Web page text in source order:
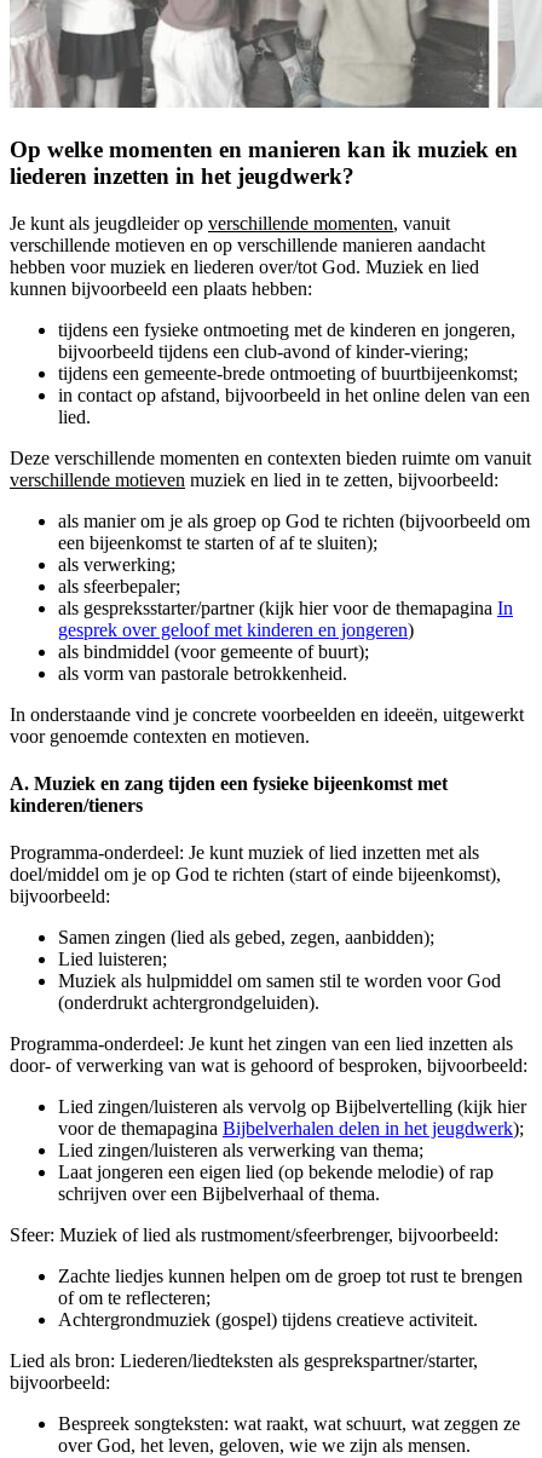
Op welke momenten en manieren kan ik muziek en
liederen inzetten in het jeugdwerk?
Je kunt als jeugdleider op verschillende momenten, vanuit
verschillende motieven en op verschillende manieren aandacht
hebben voor muziek en liederen over/tot God. Muziek en lied
kunnen bijvoorbeeld een plaats hebben:
tijdens een fysieke ontmoeting met de kinderen en jongeren,
bijvoorbeeld tijdens een club-avond of kinder-viering;
tijdens een gemeente-brede ontmoeting of buurtbijeenkomst;
in contact op afstand, bijvoorbeeld in het online delen van een
lied.
Deze verschillende momenten en contexten bieden ruimte om vanuit
verschillende motieven muziek en lied in te zetten, bijvoorbeeld:
als manier om je als groep op God te richten (bijvoorbeeld om
een bijeenkomst te starten of af te sluiten);
als verwerking;
als sfeerbepaler;
als gespreksstarter/partner (kijk hier voor de themapagina In
gesprek over geloof met kinderen en jongeren)
als bindmiddel (voor gemeente of buurt);
als vorm van pastorale betrokkenheid.
In onderstaande vind je concrete voorbeelden en ideeën, uitgewerkt
voor genoemde contexten en motieven.
A. Muziek en zang tijden een fysieke bijeenkomst met
kinderen/tieners
Programma-onderdeel: Je kunt muziek of lied inzetten met als
doel/middel om je op God te richten (start of einde bijeenkomst),
bijvoorbeeld:
Samen zingen (lied als gebed, zegen, aanbidden);
Lied luisteren;
Muziek als hulpmiddel om samen stil te worden voor God
(onderdrukt achtergrondgeluiden).
Programma-onderdeel: Je kunt het zingen van een lied inzetten als
door- of verwerking van wat is gehoord of besproken, bijvoorbeeld:
Lied zingen/luisteren als vervolg op Bijbelvertelling (kijk hier
voor de themapagina Bijbelverhalen delen in het jeugdwerk);
Lied zingen/luisteren als verwerking van thema;
Laat jongeren een eigen lied (op bekende melodie) of rap
schrijven over een Bijbelverhaal of thema.
Sfeer: Muziek of lied als rustmoment/sfeerbrenger, bijvoorbeeld:
Zachte liedjes kunnen helpen om de groep tot rust te brengen
of om te reflecteren;
Achtergrondmuziek (gospel) tijdens creatieve activiteit.
Lied als bron: Liederen/liedteksten als gesprekspartner/starter,
bijvoorbeeld:
Bespreek songteksten: wat raakt, wat schuurt, wat zeggen ze
over God, het leven, geloven, wie we zijn als mensen.